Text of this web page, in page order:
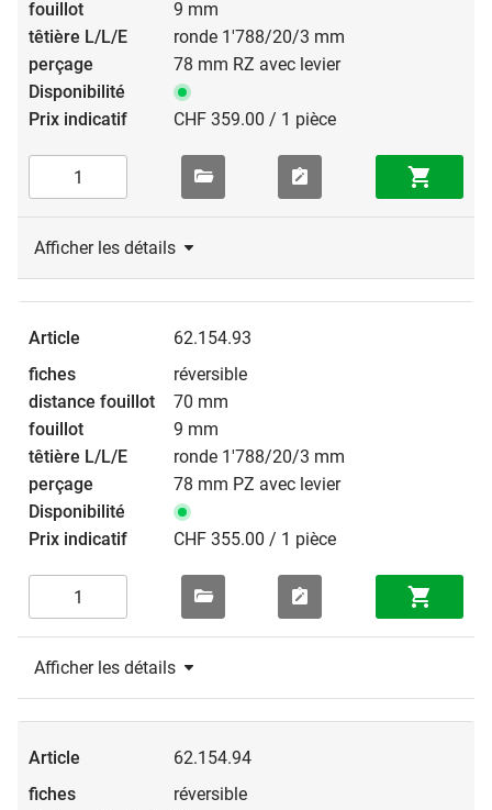
9 mm
ronde 1'788/20/3 mm
78 mm RZ avec levier
CHF 359.00 / 1 pièce
Afficher les détails
62.154.93
réversible
70 mm
9 mm
ronde 1'788/20/3 mm
78 mm PZ avec levier
CHF 355.00 / 1 pièce
Afficher les détails
62.154.94
réversible